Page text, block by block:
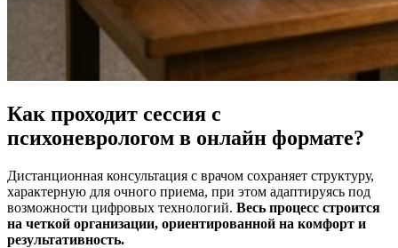
Как проходит сессия с
психоневрологом в онлайн формате?
Дистанционная консультация с врачом сохраняет структуру,
характерную для очного приема, при этом адаптируясь под
возможности цифровых технологий. Весь процесс строится
на четкой организации, ориентированной на комфорт и
результативность.